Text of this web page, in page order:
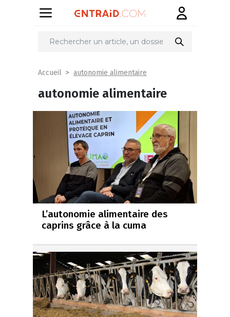
Accueil autonomie alimentaire
autonomie alimentaire
L’autonomie alimentaire des
caprins grâce à la cuma